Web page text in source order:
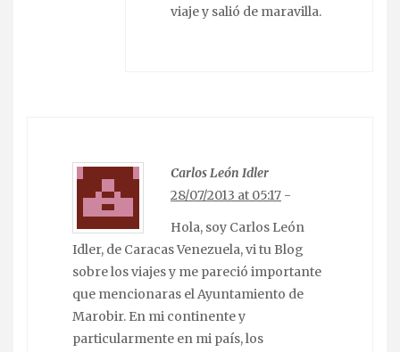
viaje y salió de maravilla.
Carlos León Idler
28/07/2013 at 05:17 -
Hola, soy Carlos León
Idler, de Caracas Venezuela, vi tu Blog
sobre los viajes y me pareció importante
que mencionaras el Ayuntamiento de
Marobir. En mi continente y
particularmente en mi país, los